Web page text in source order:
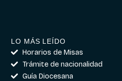
LO MÁS LEÍDO
Horarios de Misas
Trámite de nacionalidad
Guía Diocesana